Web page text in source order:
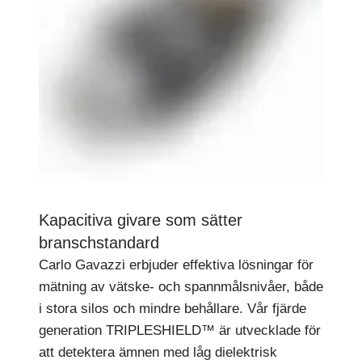
Kapacitiva givare som sätter
branschstandard
Carlo Gavazzi erbjuder effektiva lösningar för
mätning av vätske- och spannmålsnivåer, både
i stora silos och mindre behållare. Vår fjärde
generation TRIPLESHIELD™ är utvecklade för
att detektera ämnen med låg dielektrisk